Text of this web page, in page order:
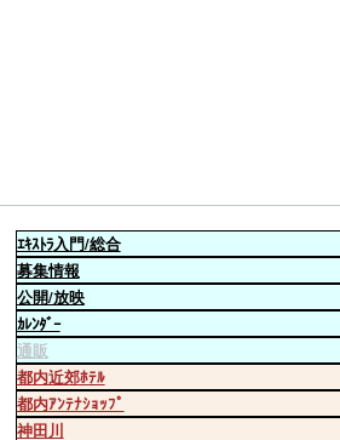
ｴｷｽﾄﾗ入門/総合
募集情報
公開/放映
ｶﾚﾝﾀﾞｰ
通販
都内近郊ﾎﾃﾙ
都内ｱﾝﾃﾅｼｮｯﾌﾟ
神田川